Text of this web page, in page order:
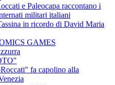
e Paleocapa raccontano i
militari italiani
in ricordo di David Maria
GAMES
fa capolino alla